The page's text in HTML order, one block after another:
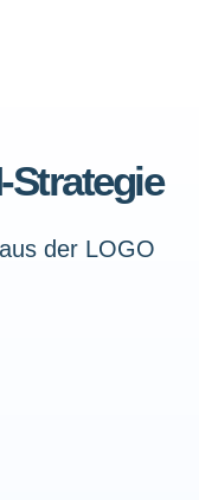
der LOGO